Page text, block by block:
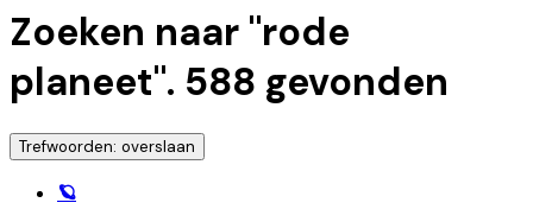
Zoeken naar "rode
planeet". 588 gevonden
Trefwoorden: overslaan
🪐